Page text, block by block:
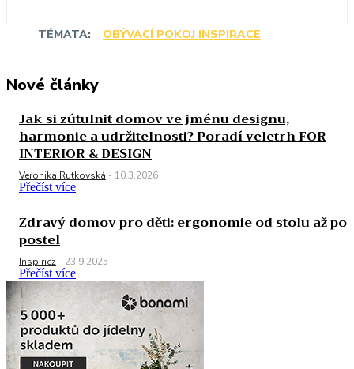
TÉMATA: OBÝVACÍ POKOJ INSPIRACE
Nové články
Jak si zútulnit domov ve jménu designu,
harmonie a udržitelnosti? Poradí veletrh FOR
INTERIOR & DESIGN
Veronika Rutkovská - 10.3.2026
Přečíst více
Zdravý domov pro děti: ergonomie od stolu až po
postel
Inspiricz - 23.9.2025
Přečíst více